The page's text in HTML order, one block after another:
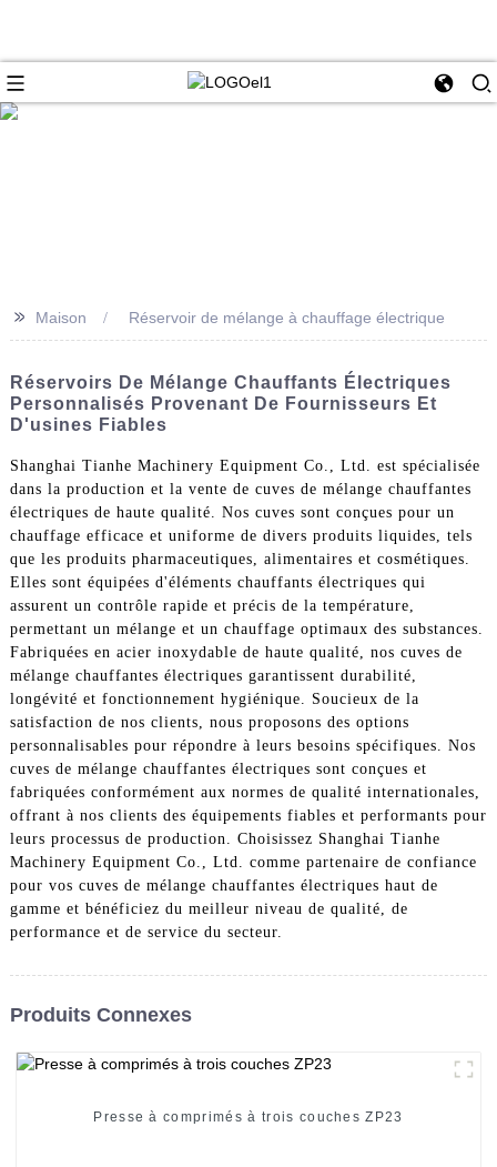
>> Maison Réservoir de mélange à chauffage électrique
Réservoirs De Mélange Chauffants Électriques
Personnalisés Provenant De Fournisseurs Et
D'usines Fiables
Shanghai Tianhe Machinery Equipment Co., Ltd. est spécialisée
dans la production et la vente de cuves de mélange chauffantes
électriques de haute qualité. Nos cuves sont conçues pour un
chauffage efficace et uniforme de divers produits liquides, tels
que les produits pharmaceutiques, alimentaires et cosmétiques.
Elles sont équipées d'éléments chauffants électriques qui
assurent un contrôle rapide et précis de la température,
permettant un mélange et un chauffage optimaux des substances.
Fabriquées en acier inoxydable de haute qualité, nos cuves de
mélange chauffantes électriques garantissent durabilité,
longévité et fonctionnement hygiénique. Soucieux de la
satisfaction de nos clients, nous proposons des options
personnalisables pour répondre à leurs besoins spécifiques. Nos
cuves de mélange chauffantes électriques sont conçues et
fabriquées conformément aux normes de qualité internationales,
offrant à nos clients des équipements fiables et performants pour
leurs processus de production. Choisissez Shanghai Tianhe
Machinery Equipment Co., Ltd. comme partenaire de confiance
pour vos cuves de mélange chauffantes électriques haut de
gamme et bénéficiez du meilleur niveau de qualité, de
performance et de service du secteur.
Produits Connexes
Presse à comprimés à trois couches ZP23